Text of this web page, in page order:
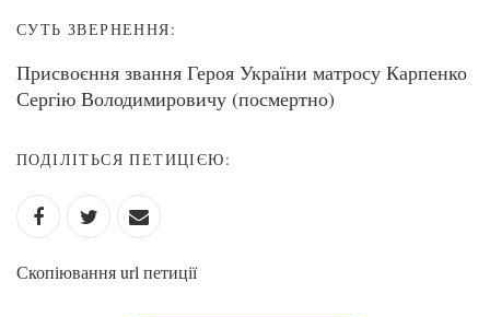
СУТЬ ЗВЕРНЕННЯ:
Присвоєння звання Героя України матросу Карпенко
Сергію Володимировичу (посмертно)
ПОДІЛІТЬСЯ ПЕТИЦІЄЮ:
Скопіювання url петиції